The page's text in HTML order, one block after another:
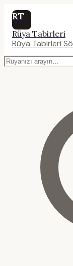
RT
Rüya Tabirleri
Rüya Tabirleri